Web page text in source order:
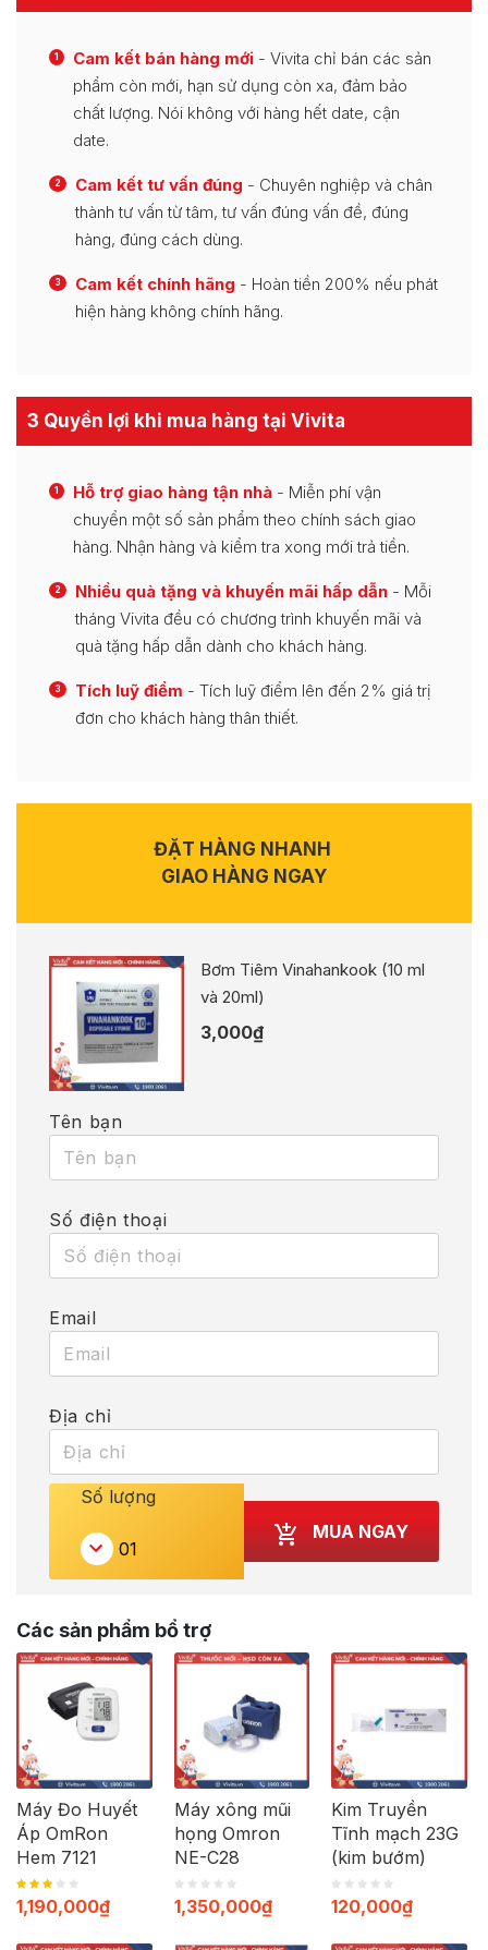
1 Cam kết bán hàng mới - Vivita chỉ bán các sản
phẩm còn mới, hạn sử dụng còn xa, đảm bảo
chất lượng. Nói không với hàng hết date, cận
date.
2 Cam kết tư vấn đúng - Chuyên nghiệp và chân
thành tư vấn từ tâm, tư vấn đúng vấn đề, đúng
hàng, đúng cách dùng.
3 Cam kết chính hãng - Hoàn tiền 200% nếu phát
hiện hàng không chính hãng.
3 Quyền lợi khi mua hàng tại Vivita
1 Hỗ trợ giao hàng tận nhà - Miễn phí vận
chuyển một số sản phẩm theo chính sách giao
hàng. Nhận hàng và kiểm tra xong mới trả tiền.
2 Nhiều quà tặng và khuyến mãi hấp dẫn - Mỗi
tháng Vivita đều có chương trình khuyến mãi và
quà tặng hấp dẫn dành cho khách hàng.
3 Tích luỹ điểm - Tích luỹ điểm lên đến 2% giá trị
đơn cho khách hàng thân thiết.
ĐẶT HÀNG NHANH
GIAO HÀNG NGAY
Bơm Tiêm Vinahankook (10 ml
và 20ml)
3,000₫
Tên bạn
Số điện thoại
Email
Địa chỉ
Số lượng
MUA NGAY
Các sản phẩm bổ trợ
Máy Đo Huyết
Áp OmRon
Hem 7121
1,190,000₫
Máy xông mũi
họng Omron
NE-C28
1,350,000₫
Kim Truyền
Tĩnh mạch 23G
(kim bướm)
120,000₫